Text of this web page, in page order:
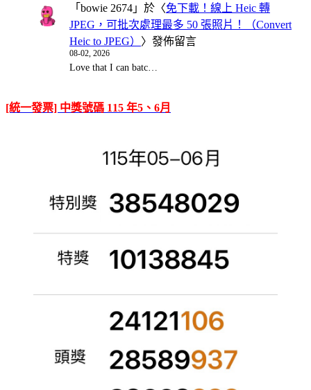
「 bowie 2674 」於〈免下載！線上 Heic 轉
JPEG，可批次處理最多 50 張照片！（Convert
Heic to JPEG） 〉發佈留言
08-02, 2026
Love that I can batc…
[統一發票] 中獎號碼 115 年5、6月